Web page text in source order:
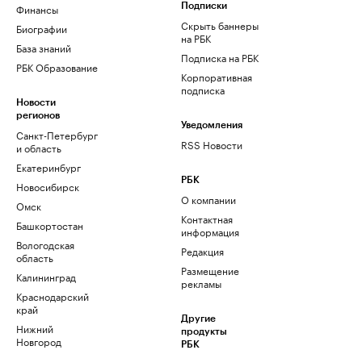
Финансы
Биографии
База знаний
РБК Образование
Новости
регионов
Санкт-Петербург
и область
Екатеринбург
Новосибирск
Омск
Башкортостан
Вологодская
область
Калининград
Краснодарский
край
Нижний
Новгород
Подписки
Скрыть баннеры
на РБК
Подписка на РБК
Корпоративная
подписка
Уведомления
RSS Новости
РБК
О компании
Контактная
информация
Редакция
Размещение
рекламы
Другие
продукты
РБК